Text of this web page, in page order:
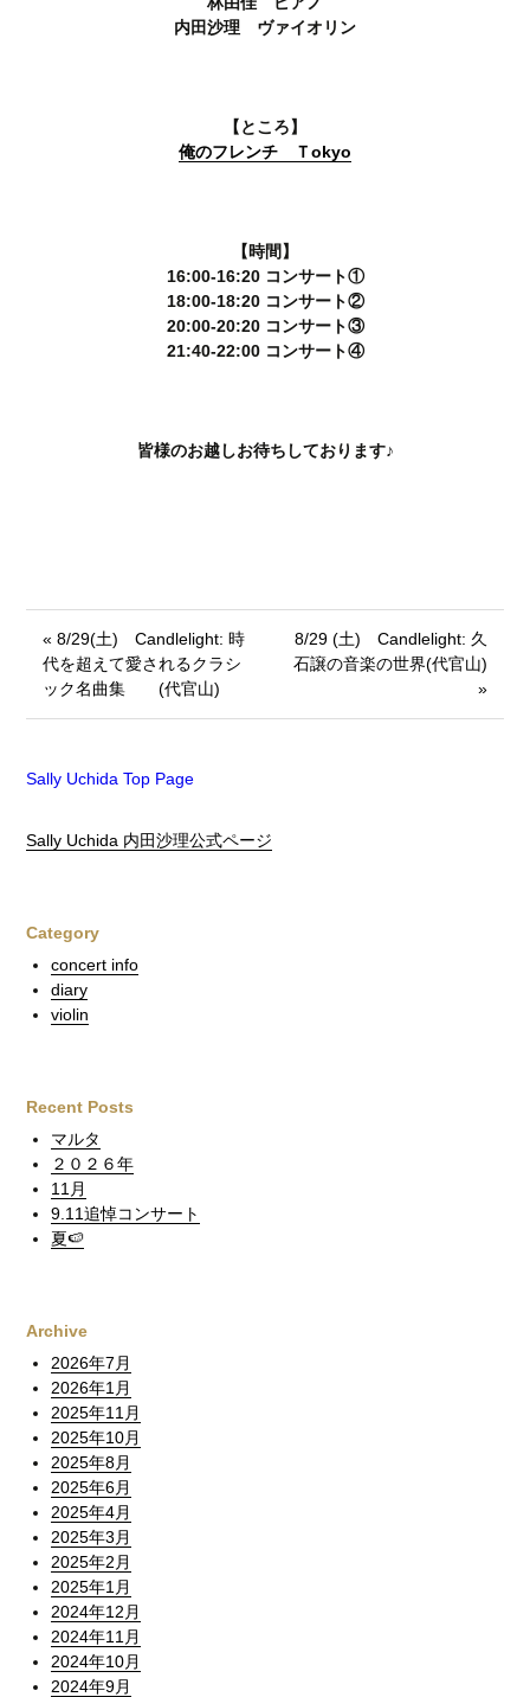
内田沙理 ヴァイオリン
【ところ】
俺のフレンチ Ｔokyo
【時間】
16:00-16:20 コンサート①
18:00-18:20 コンサート②
20:00-20:20 コンサート③
21:40-22:00 コンサート④
皆様のお越しお待ちしております♪
« 8/29(土) Candlelight: 時
代を超えて愛されるクラシ
ック名曲集 (代官山)
8/29 (土) Candlelight: 久
石譲の音楽の世界(代官山)
»
Sally Uchida Top Page
Sally Uchida 内田沙理公式ページ
Category
concert info
diary
violin
Recent Posts
マルタ
２０２６年
11月
9.11追悼コンサート
夏🍉
Archive
2026年7月
2026年1月
2025年11月
2025年10月
2025年8月
2025年6月
2025年4月
2025年3月
2025年2月
2025年1月
2024年12月
2024年11月
2024年10月
2024年9月